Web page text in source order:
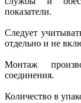
показатели.
Следует
отдельно и не
Монтаж
соединения.
Количество в